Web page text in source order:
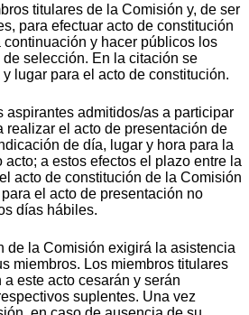
titulares de la Comisión y, de ser
para efectuar acto de constitución
continuación y hacer públicos los
selección. En la citación se
lugar para el acto de constitución.
admitidos/as a participar
realizar el acto de presentación de
de día, lugar y hora para la
a estos efectos el plazo entre la
acto de constitución de la Comisión
el acto de presentación no
días hábiles.
la Comisión exigirá la asistencia
miembros. Los miembros titulares
este acto cesarán y serán
suplentes. Una vez